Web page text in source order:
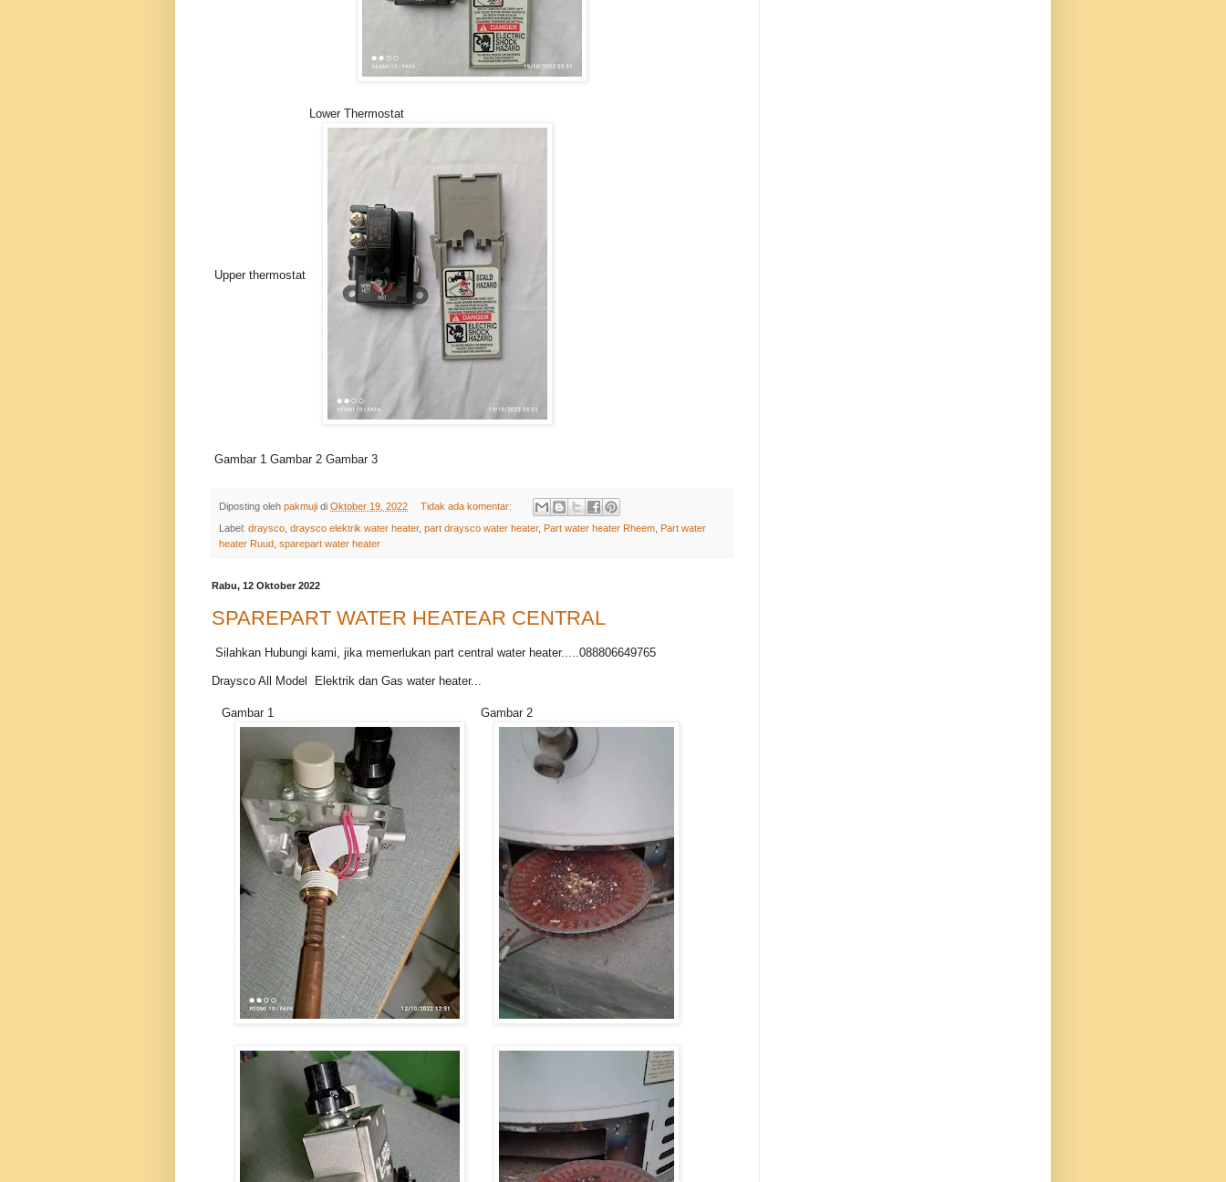
Upper thermostat
Lower Thermostat
Gambar 1 Gambar 2 Gambar 3
Diposting oleh pakmuji di Oktober 19, 2022 Tidak ada komentar:
Label: draysco, draysco elektrik water heater, part draysco water heater, Part water heater Rheem, Part water
heater Ruud, sparepart water heater
Rabu, 12 Oktober 2022
SPAREPART WATER HEATEAR CENTRAL
Silahkan Hubungi kami, jika memerlukan part central water heater.....088806649765
Draysco All Model Elektrik dan Gas water heater...
Gambar 1 Gambar 2